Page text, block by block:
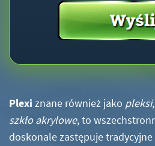
Plexi znane również jako pleksi,
szkło akrylowe, to
doskonale zastępuje tradycyjne